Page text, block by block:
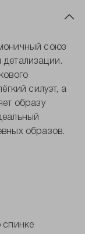
союз
силуэт, а
образу
образов.